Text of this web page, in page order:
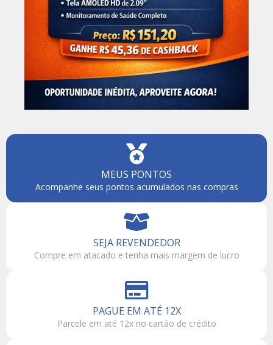
MEUS PONTOS
Acompanhe seus pontos acumulados nas compras
SEJA REVENDEDOR
Compre em atacado e tenha mais margem de lucro
PAGUE EM ATÉ 12X
Parcele em até 12x no cartão de crédito